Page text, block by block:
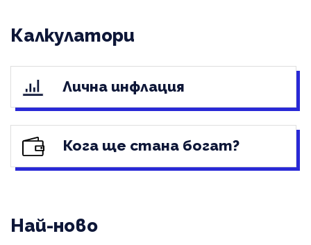
Калкулатори
Лична инфлация
Кога ще стана богат?
Най-ново